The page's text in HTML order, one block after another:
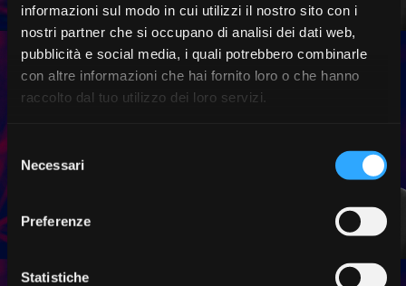
informazioni sul modo in cui utilizzi il nostro sito con i
nostri partner che si occupano di analisi dei dati web,
pubblicità e social media, i quali potrebbero combinarle
con altre informazioni che hai fornito loro o che hanno
raccolto dal tuo utilizzo dei loro servizi.
del
consenso
Necessari
Preferenze
Statistiche